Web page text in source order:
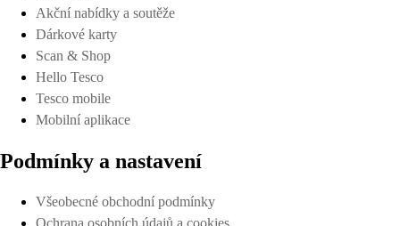
Akční nabídky a soutěže
Dárkové karty
Scan & Shop
Hello Tesco
Tesco mobile
Mobilní aplikace
Podmínky a nastavení
Všeobecné obchodní podmínky
Ochrana osobních údajů a cookies